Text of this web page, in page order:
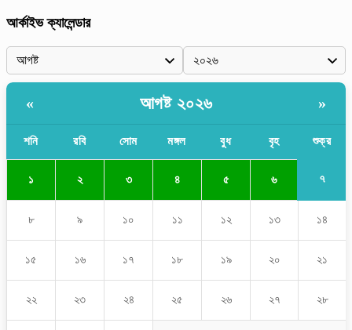
আর্কাইভ ক্যালেন্ডার
« আগষ্ট ২০২৬ »
শনি রবি সোম মঙ্গল বুধ বৃহ শুক্র
১ ২ ৩ ৪ ৫ ৬ ৭
৮ ৯ ১০ ১১ ১২ ১৩ ১৪
১৫ ১৬ ১৭ ১৮ ১৯ ২০ ২১
২২ ২৩ ২৪ ২৫ ২৬ ২৭ ২৮